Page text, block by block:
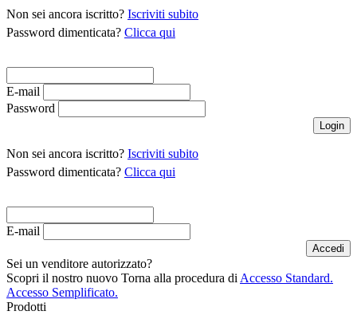
Non sei ancora iscritto? Iscriviti subito
Password dimenticata? Clicca qui
E-mail
Password
Non sei ancora iscritto? Iscriviti subito
Password dimenticata? Clicca qui
E-mail
Sei un venditore autorizzato?
Scopri il nostro nuovo Torna alla procedura di Accesso Standard.
Accesso Semplificato.
Prodotti